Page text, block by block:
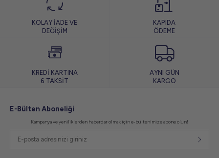
KOLAY İADE VE
DEĞİŞİM
KAPIDA
ÖDEME
KREDİ KARTINA
6 TAKSİT
AYNI GÜN
KARGO
E-Bülten Aboneliği
Kampanya ve yeniliklerden haberdar olmak için e-bültenimize abone olun!